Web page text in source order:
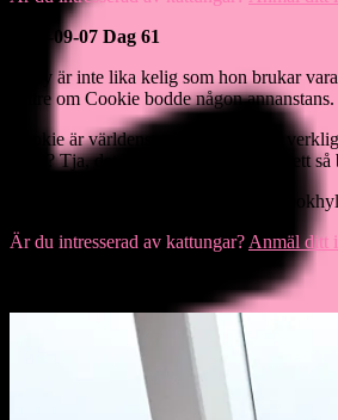
2022-09-07 Dag 61
Holly är inte lika kelig som hon brukar
bättre om Cookie bodde någon annanstans.
Cookie är världens snällaste och gör
tjejer? Tja, det hade ju varit kul. Oavsett
Holly brukar oftast ligga högst upp i
Är du intresserad av kattungar? Anmäl ditt